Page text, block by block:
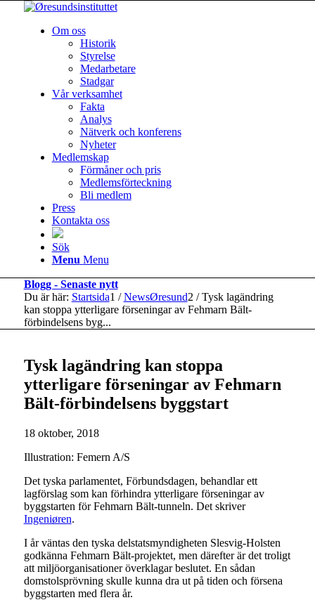
Om oss
Historik
Styrelse
Medarbetare
Stadgar
Vår verksamhet
Fakta
Analys
Nätverk och konferens
Nyheter
Medlemskap
Förmåner och pris
Medlemsförteckning
Bli medlem
Press
Kontakta oss
Sök
Menu Menu
Blogg - Senaste nytt
Du är här: Startsida1 / NewsØresund2 / Tysk lagändring
kan stoppa ytterligare förseningar av Fehmarn Bält-
förbindelsens byg...
Tysk lagändring kan stoppa
ytterligare förseningar av Fehmarn
Bält-förbindelsens byggstart
18 oktober, 2018
Illustration: Femern A/S
Det tyska parlamentet, Förbundsdagen, behandlar ett
lagförslag som kan förhindra ytterligare förseningar av
byggstarten för Fehmarn Bält-tunneln. Det skriver
Ingeniøren.
I år väntas den tyska delstatsmyndigheten Slesvig-Holsten
godkänna Fehmarn Bält-projektet, men därefter är det troligt
att miljöorganisationer överklagar beslutet. En sådan
domstolsprövning skulle kunna dra ut på tiden och försena
byggstarten med flera år.